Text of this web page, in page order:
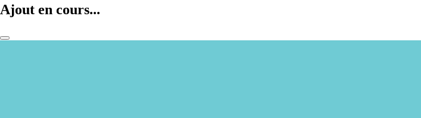
Ajout en cours...